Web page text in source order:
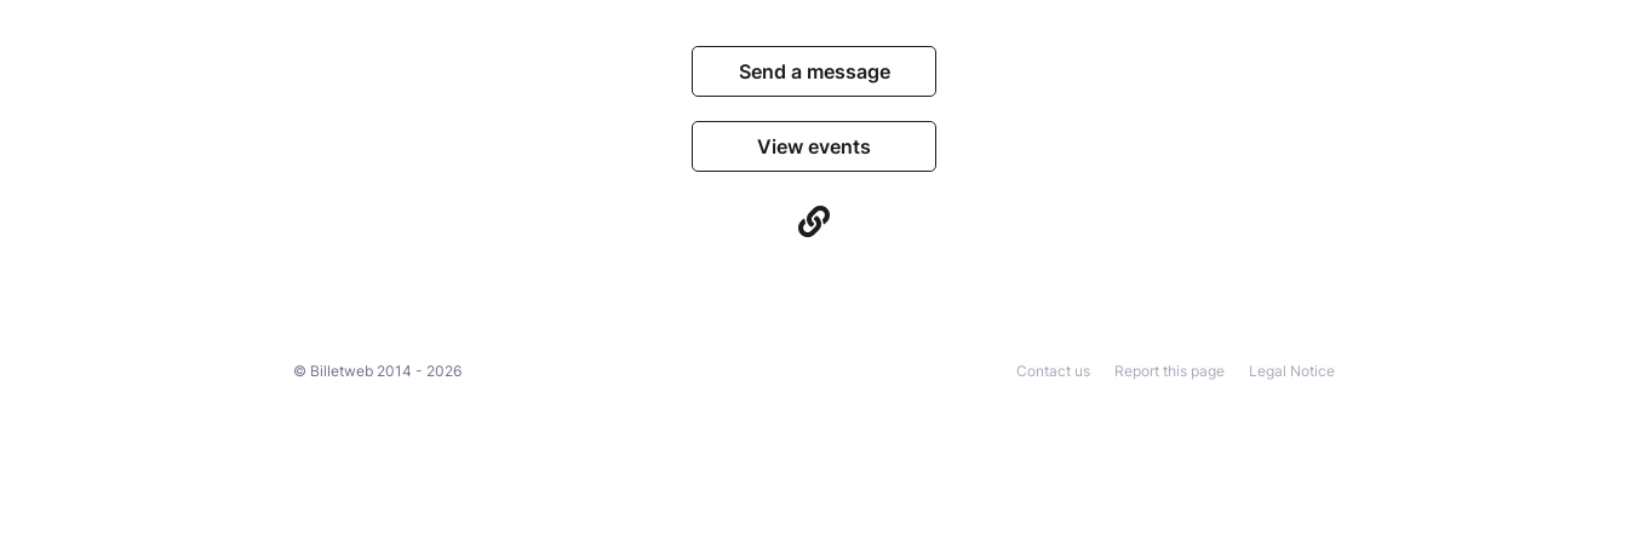
Send a message
View events
© Billetweb 2014 - 2026 Legal Notice
Report this page
Contact us